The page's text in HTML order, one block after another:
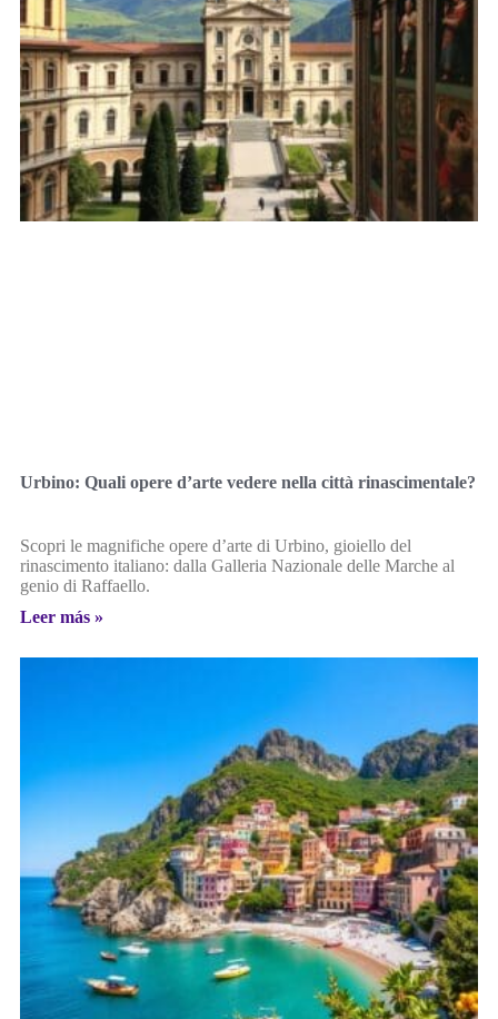
Urbino: Quali opere d’arte vedere nella città rinascimentale?
Scopri le magnifiche opere d’arte di Urbino, gioiello del
rinascimento italiano: dalla Galleria Nazionale delle Marche al
genio di Raffaello.
Leer más »